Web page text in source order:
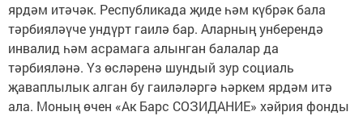
ярдәм итәчәк. Республикада җиде һәм күбрәк бала
тәрбияләүче ундүрт гаилә бар. Аларның унберендә
инвалид һәм асрамага алынган балалар да
тәрбияләнә. Үз өсләренә шундый зур социаль
җаваплылык алган бу гаиләләргә һәркем ярдәм итә
ала. Моның өчен «Ак Барс СОЗИДАНИЕ» хәйрия фонды